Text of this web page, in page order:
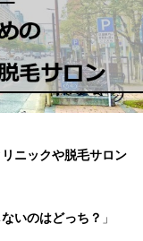
ニックや脱毛サロン
いのはどっち？ 」